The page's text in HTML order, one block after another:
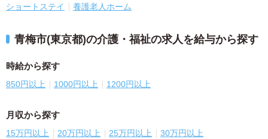
ショートステイ
養護老人ホーム
青梅市(東京都)の介護・福祉の求人を給与から探す
時給から探す
850円以上 1000円以上 1200円以上
月収から探す
15万円以上 20万円以上 25万円以上 30万円以上